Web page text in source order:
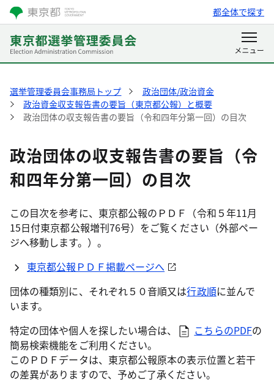
都全体で探す
選挙管理委員会事務局トップ
政治団体/政治資金
政治資金収支報告書の要旨（東京都公報）と概要
政治団体の収支報告書の要旨（令和四年分第一回）の目次
政治団体の収支報告書の要旨（令
和四年分第一回）の目次
この目次を参考に、東京都公報のＰＤＦ（令和５年11月
15日付東京都公報増刊76号）をご覧ください（外部ペー
ジへ移動します。）。
東京都公報ＰＤＦ掲載ページへ
団体の種類別に、それぞれ５０音順又は行政順に並んで
います。
特定の団体や個人を探したい場合は、
こちらのPDFの
簡易検索機能をご利用ください。
このＰＤＦデータは、東京都公報原本の表示位置と若干
の差異がありますので、予めご了承ください。